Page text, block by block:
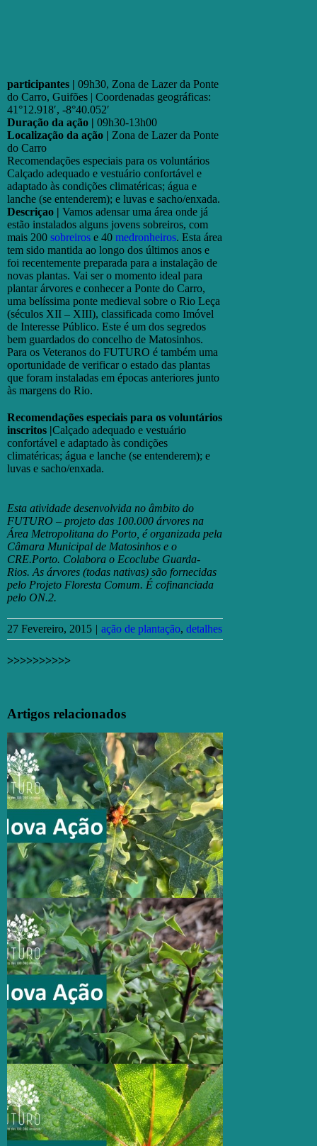
participantes | 09h30, Zona de Lazer da Ponte
do Carro, Guifões | Coordenadas geográficas:
41°12.918′, -8°40.052′
Duração da ação | 09h30-13h00
Localização da ação | Zona de Lazer da Ponte
do Carro
Recomendações especiais para os voluntários
Calçado adequado e vestuário confortável e
adaptado às condições climatéricas; água e
lanche (se entenderem); e luvas e sacho/enxada.
Descriçao | Vamos adensar uma área onde já
estão instalados alguns jovens sobreiros, com
mais 200 sobreiros e 40 medronheiros. Esta área
tem sido mantida ao longo dos últimos anos e
foi recentemente preparada para a instalação de
novas plantas. Vai ser o momento ideal para
plantar árvores e conhecer a Ponte do Carro,
uma belíssima ponte medieval sobre o Rio Leça
(séculos XII – XIII), classificada como Imóvel
de Interesse Público. Este é um dos segredos
bem guardados do concelho de Matosinhos.
Para os Veteranos do FUTURO é também uma
oportunidade de verificar o estado das plantas
que foram instaladas em épocas anteriores junto
às margens do Rio.
Recomendações especiais para os voluntários
inscritos |Calçado adequado e vestuário
confortável e adaptado às condições
climatéricas; água e lanche (se entenderem); e
luvas e sacho/enxada.
Esta atividade desenvolvida no âmbito do
FUTURO – projeto das 100.000 árvores na
Área Metropolitana do Porto, é organizada pela
Câmara Municipal de Matosinhos e o
CRE.Porto. Colabora o Ecoclube Guarda-
Rios. As árvores (todas nativas) são fornecidas
pelo Projeto Floresta Comum. É cofinanciada
pelo ON.2.
27 Fevereiro, 2015 | ação de plantação, detalhes
>>>>>>>>>>
mas
publicado)
Artigos relacionados